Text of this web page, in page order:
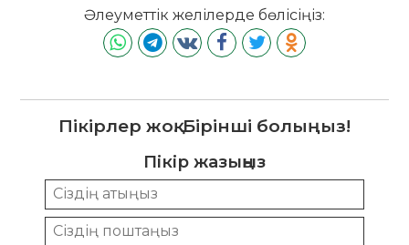
Әлеуметтік желілерде бөлісіңіз:
Пікірлер жоқ. Бірінші болыңыз!
Пікір жазыңыз